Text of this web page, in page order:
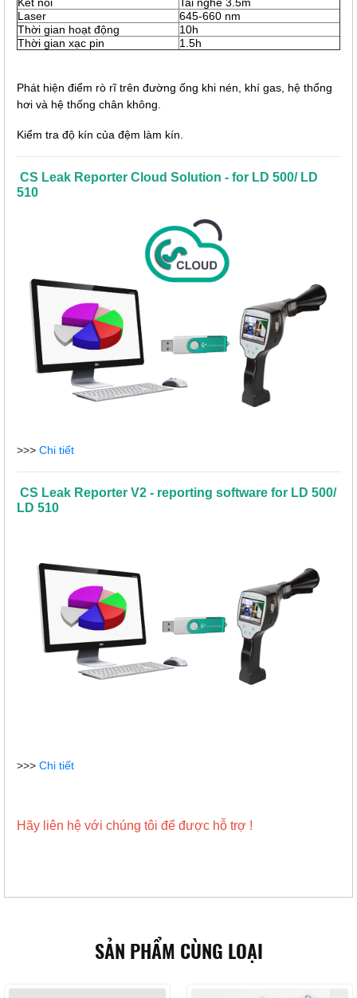
Laser
645-660 nm
Thời gian hoạt động
10h
Thời gian xạc pin
1.5h
Phát hiện điểm rò rĩ trên đường ống khi nén, khí gas, hệ thống
hơi và hệ thống chân không.
Kiểm tra độ kín của đệm làm kín.
CS Leak Reporter Cloud Solution - for LD 500/ LD
510
>>> Chi tiết
CS Leak Reporter V2 - reporting software for LD 500/
LD 510
>>> Chi tiết
Hãy liên hệ với chúng tôi để được hỗ trợ !
SẢN PHẨM CÙNG LOẠI